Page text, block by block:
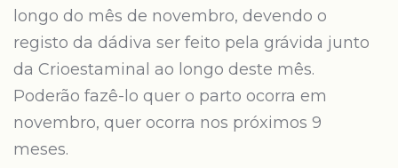
longo do mês de novembro, devendo o
registo da dádiva ser feito pela grávida junto
da Crioestaminal ao longo deste mês.
Poderão fazê-lo quer o parto ocorra em
novembro, quer ocorra nos próximos 9
meses.